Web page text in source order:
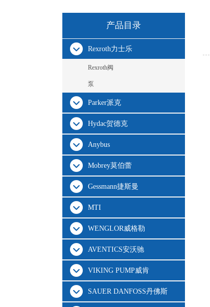
产品目录
Rexroth力士乐
Rexroth阀
泵
Parker派克
Hydac贺德克
Anybus
Mobrey莫伯蕾
Gessmann捷斯曼
MTI
WENGLOR威格勒
AVENTICS安沃驰
VIKING PUMP威肯
SAUER DANFOSS丹佛斯